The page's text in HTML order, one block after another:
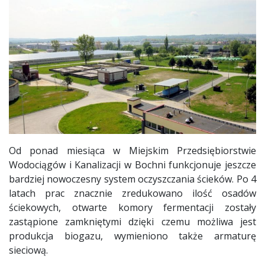
Od ponad miesiąca w Miejskim Przedsiębiorstwie
Wodociągów i Kanalizacji w Bochni funkcjonuje jeszcze
bardziej nowoczesny system oczyszczania ścieków. Po 4
latach prac znacznie zredukowano ilość osadów
ściekowych, otwarte komory fermentacji zostały
zastąpione zamkniętymi dzięki czemu możliwa jest
produkcja biogazu, wymieniono także armaturę
sieciową.